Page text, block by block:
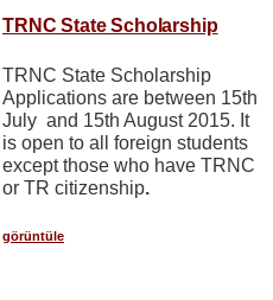
TRNC State Scholarship
TRNC State Scholarship
Applications are between 15th
July and 15th August 2015. It
is open to all foreign students
except those who have TRNC
or TR citizenship.
görüntüle